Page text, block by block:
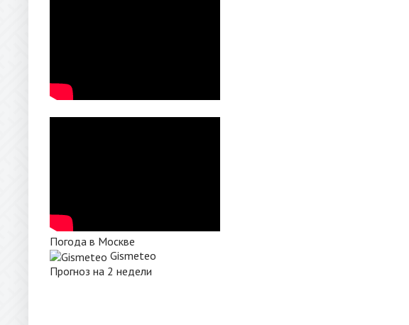
Погода в Москве
Gismeteo
Прогноз на 2 недели